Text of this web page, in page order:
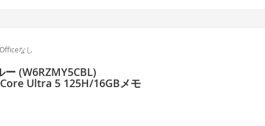
なし
(W6RZMY5CBL)
Ultra 5 125H/16GBメモ